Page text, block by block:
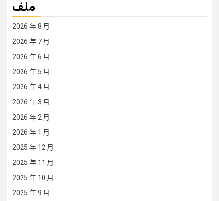
ملف
2026 年 8 月
2026 年 7 月
2026 年 6 月
2026 年 5 月
2026 年 4 月
2026 年 3 月
2026 年 2 月
2026 年 1 月
2025 年 12 月
2025 年 11 月
2025 年 10 月
2025 年 9 月